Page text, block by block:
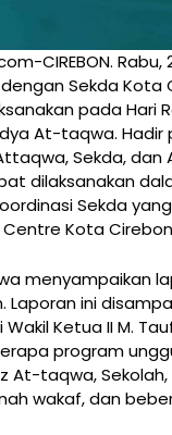
CIREBON. Rabu,
Sekda Kota
pada Hari
At-taqwa. Hadir
Sekda, dan
dilaksanakan
Sekda
Kota
menyampaikan
Laporan ini
Ketua II M.
program
At-taqwa, Sekolah,
wakaf, dan